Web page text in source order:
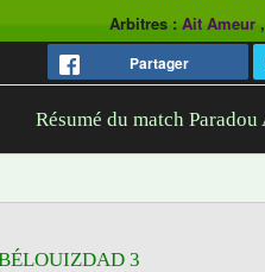
Arbitres : Ait Ameur,
Partager
Résumé du match
3